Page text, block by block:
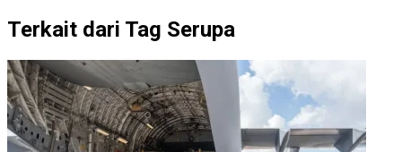
Terkait dari Tag Serupa